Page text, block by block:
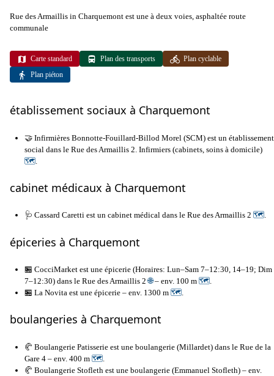
Rue des Armaillis in Charquemont est une à deux voies, asphaltée route
communale
Carte standard Plan des transports
Plan cyclable
Plan piéton
établissement sociaux à Charquemont
🤝 Infirmières Bonnotte-Fouillard-Billod Morel (SCM) est un établissement
social dans le Rue des Armaillis 2. Infirmiers (cabinets, soins à domicile)
🗺
cabinet médicaux à Charquemont
🩺 Cassard Caretti est un cabinet médical dans le Rue des Armaillis 2 🗺.
épiceries à Charquemont
🏪 CocciMarket est une épicerie (Horaires: Lun–Sam 7–12:30, 14–19; Dim
7–12:30) dans le Rue des Armaillis 2🌐– env. 100 m 🗺.
🏪 La Novita est une épicerie – env. 1300 m 🗺.
boulangeries à Charquemont
🥐 Boulangerie Patisserie est une boulangerie (Millardet) dans le Rue de la
Gare 4 – env. 400 m 🗺
🥐 Boulangerie Stofleth est une boulangerie (Emmanuel Stofleth) – env.